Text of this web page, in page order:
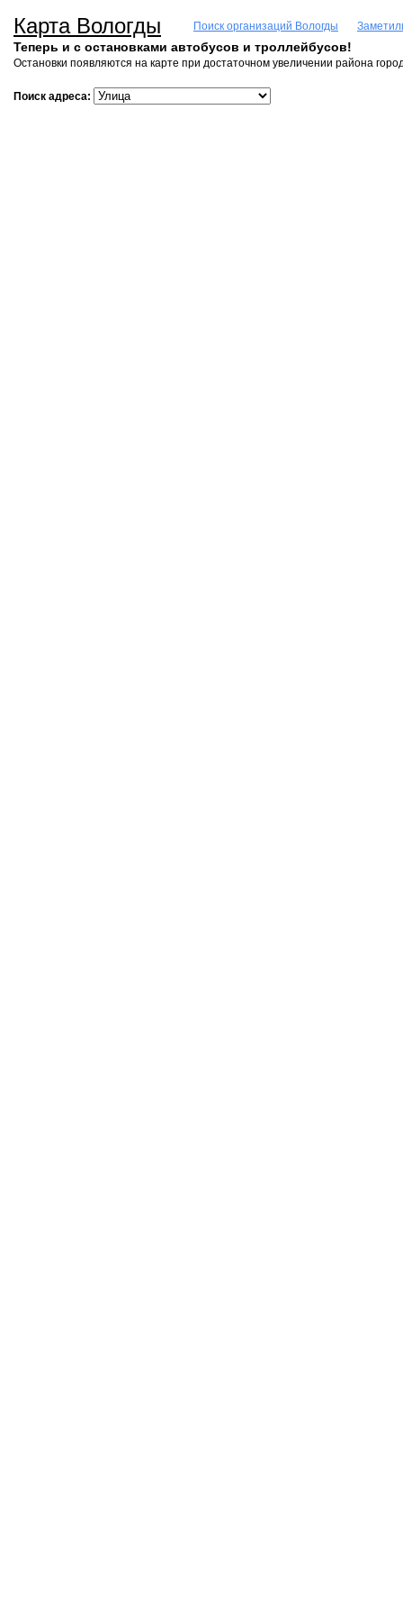
Карта Вологды Поиск организаций Вологды
Теперь и с остановками автобусов и троллейбусов!
Остановки появляются на карте при достаточном увеличении района
Поиск адреса: